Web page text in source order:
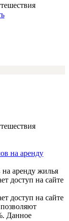
аренду жилья
доступ на сайте
доступ на сайте
Данное